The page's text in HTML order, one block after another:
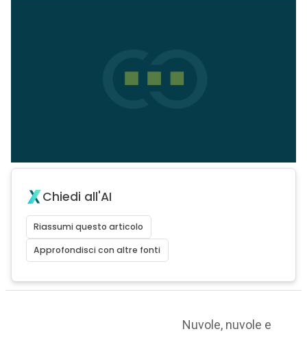
Chiedi all'AI
Riassumi questo articolo
Approfondisci con altre fonti
Nuvole, nuvole e